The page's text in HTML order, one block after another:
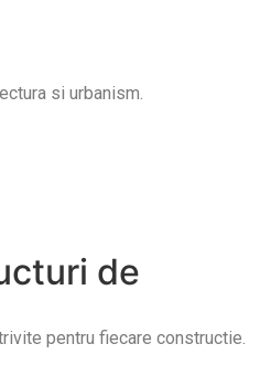
si urbanism.
de
pentru fiecare constructie.